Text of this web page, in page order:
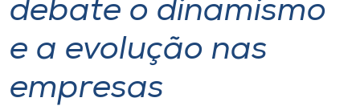
Portal de Ensino
Unoesc
debate o dinamismo
e a evolução nas
empresas